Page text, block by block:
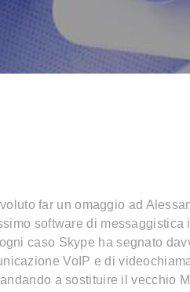
far un omaggio ad
software di messaggistica
caso Skype ha segnato
VoIP e di
a sostituire il vecchio